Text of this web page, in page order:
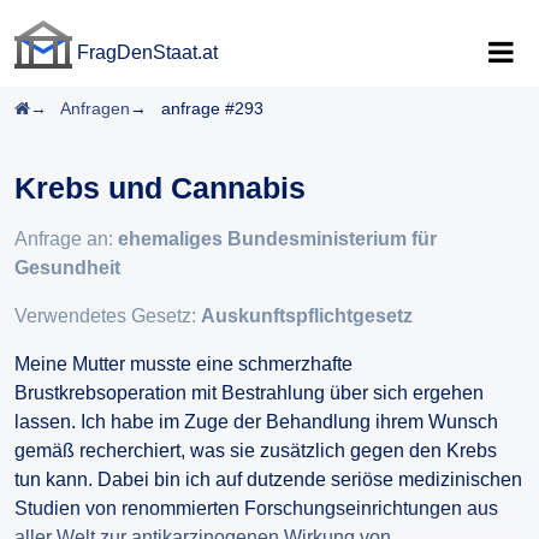
FragDenStaat.at
Startseite
Anfragen anfrage #293
Krebs und Cannabis
Anfrage an: ehemaliges Bundesministerium für
Gesundheit
Verwendetes Gesetz: Auskunftspflichtgesetz
Meine Mutter musste eine schmerzhafte
Brustkrebsoperation mit Bestrahlung über sich ergehen
lassen. Ich habe im Zuge der Behandlung ihrem Wunsch
gemäß recherchiert, was sie zusätzlich gegen den Krebs
tun kann. Dabei bin ich auf dutzende seriöse medizinischen
Studien von renommierten Forschungseinrichtungen aus